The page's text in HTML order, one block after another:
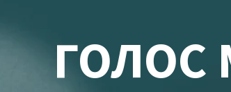
ГОЛОС